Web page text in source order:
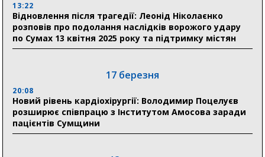
18:33
Олексій Романько долучився до обговорення Плану
стійкості Сумщини з Прем’єр-міністром
Місто посилює міжнародну співпрацю: Суми
отримали 12 потужних станцій для Пунктів обігріву
13:22
Відновлення після трагедії: Леонід Ніколаєнко
розповів про подолання наслідків ворожого удару
по Сумах 13 квітня 2025 року та підтримку містян
17 березня
20:08
Новий рівень кардіохірургії: Володимир Поцелуєв
розширює співпрацю з Інститутом Амосова заради
пацієнтів Сумщини